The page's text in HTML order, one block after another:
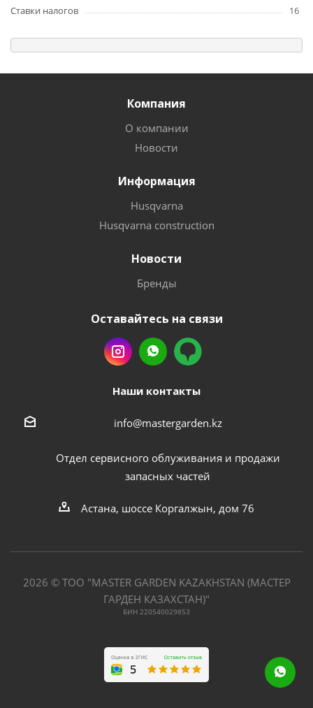
Ставки налогов
16
Компания
О компании
Новости
Информация
Husqvarna
Husqvarna construction
Новости
Бренды
Оставайтесь на связи
Наши контакты
info@mastergarden.kz
Отдел сервисного облуживания и продажи
запасных частей
Астана, шоссе Коргалжын, дом 76
2026 © ТОО "MASTER GARDEN KAZAKHSTAN (МАСТЕР
ГАРДЕН КАЗАХСТАН)"
БИН 220540029853